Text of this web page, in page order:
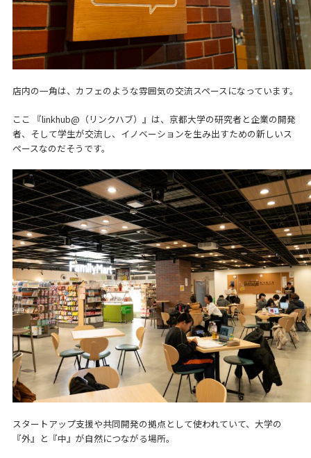
店内の一角は、カフェのような雰囲気の交流スペースになっています。
ここ 『linkhub@（リンクハブ）』は、京都大学の研究者と企業の開発
者、そして学生が交流し、イノベーションを生み出すための新しいス
ペースなのだそうです。
スタートアップ支援や共同開発の拠点として使われていて、大学の
『外』と『中』が自然につながる場所。